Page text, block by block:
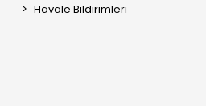
Havale Bildirimleri